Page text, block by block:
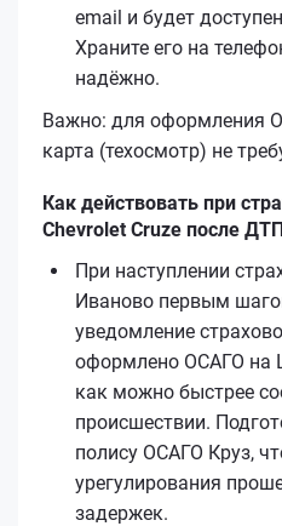
email и будет
Храните его на
надёжно.
Важно: для оформления
карта (техосмотр) не
Как действовать при
Chevrolet Cruze после
При наступлении
Иваново первым
уведомление
оформлено ОСАГО на
как можно быстрее
происшествии.
полису ОСАГО Круз,
урегулирования
задержек.